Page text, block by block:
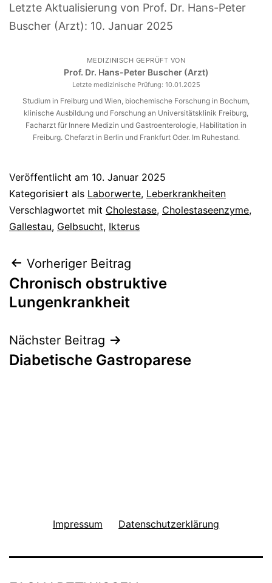
Letzte Aktualisierung von Prof. Dr. Hans-Peter
Buscher (Arzt): 10. Januar 2025
MEDIZINISCH GEPRÜFT VON
Prof. Dr. Hans-Peter Buscher (Arzt)
Letzte medizinische Prüfung: 10.01.2025
Studium in Freiburg und Wien, biochemische Forschung in Bochum,
klinische Ausbildung und Forschung an Universitätsklinik Freiburg,
Facharzt für Innere Medizin und Gastroenterologie, Habilitation in
Freiburg. Chefarzt in Berlin und Frankfurt Oder. Im Ruhestand.
Veröffentlicht am 10. Januar 2025
Kategorisiert als Laborwerte, Leberkrankheiten
Verschlagwortet mit Cholestase, Cholestaseenzyme,
Gallestau, Gelbsucht, Ikterus
Beitragsnavigation
Vorheriger Beitrag
Chronisch obstruktive
Lungenkrankheit
Nächster Beitrag
Diabetische Gastroparese
Impressum Datenschutzerklärung